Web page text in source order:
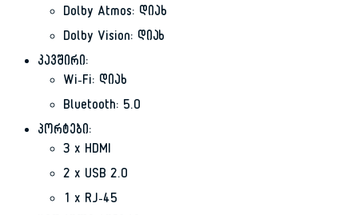
Dolby Atmos: დიახ
Dolby Vision: დიახ
კავშირი:
Wi-Fi: დიახ
Bluetooth: 5.0
პორტები:
3 x HDMI
2 x USB 2.0
1 x RJ-45